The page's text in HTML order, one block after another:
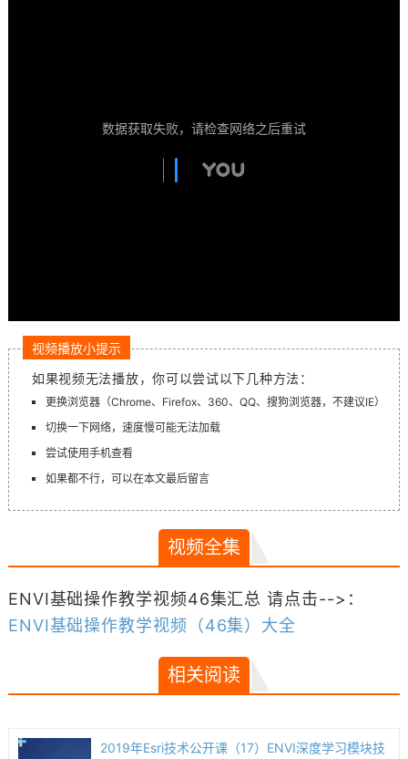
数据获取失败，请检查网络之后重试
视频播放小提示
如果视频无法播放，你可以尝试以下几种方法：
更换浏览器（Chrome、Firefox、360、QQ、搜狗浏览器，不建议IE）
切换一下网络，速度慢可能无法加载
尝试使用手机查看
如果都不行，可以在本文最后留言
视频全集
ENVI基础操作教学视频46集汇总 请点击-->：
ENVI基础操作教学视频（46集）大全
相关阅读
2019年Esri技术公开课（17）ENVI深度学习模块技